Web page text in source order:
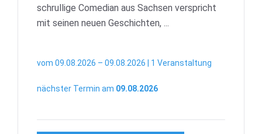
schrullige Comedian aus Sachsen verspricht
mit seinen neuen Geschichten, ...
vom 09.08.2026 – 09.08.2026 | 1 Veranstaltung
nächster Termin am 09.08.2026